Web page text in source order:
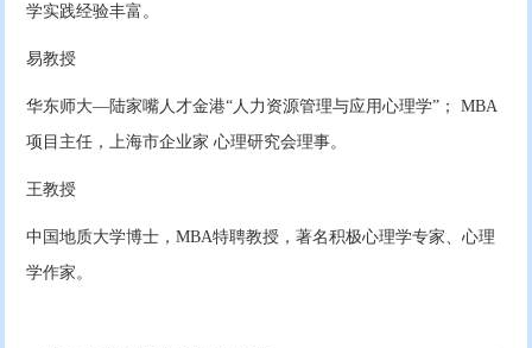
学实践经验丰富。
易教授
华东师大—陆家嘴人才金港“人力资源管理与应用心理学”； MBA
项目主任，上海市企业家 心理研究会理事。
王教授
中国地质大学博士，MBA特聘教授，著名积极心理学专家、心理
学作家。